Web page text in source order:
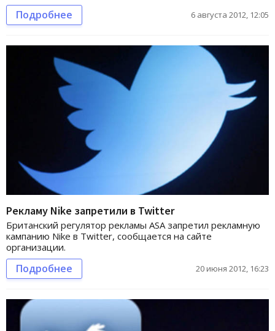
Подробнее 6 августа 2012, 12:05
Рекламу Nike запретили в Twitter
Британский регулятор рекламы ASA запретил рекламную
кампанию Nike в Twitter, сообщается на сайте
организации.
Подробнее 20 июня 2012, 16:23